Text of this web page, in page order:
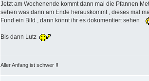
Jetzt am Wochenende kommt dann mal die Pfannen
sehen was dann am Ende herauskommt , dieses mal
Fund ein Bild , dann könnt ihr es dokumentiert sehen .
Bis dann Lutz
Aller Anfang ist schwer !!